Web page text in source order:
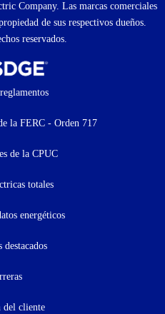
Company. Las marcas comerciales
de sus respectivos dueños.
reservados.
la FERC - Orden 717
de la CPUC
totales
energéticos
destacados
del cliente